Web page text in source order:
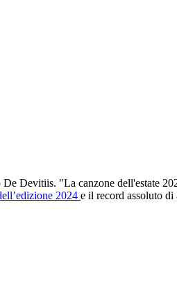
Devitiis. "La canzone dell'estate
2024 e il record assoluto di